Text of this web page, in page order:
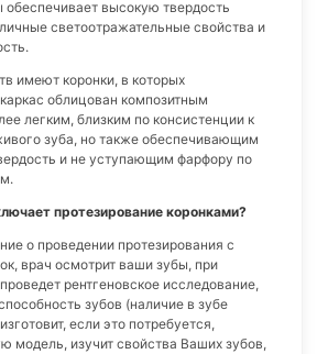
высокую твердость
светоотражательные свойства и
имеют коронки, в которых
облицован композитным
легким, близким по консистенции к
зуба, но также обеспечивающим
и не уступающим фарфору по
протезирование коронками?
о проведении протезирования с
врач осмотрит ваши зубы, при
рентгеновское исследование,
зубов (наличие в зубе
если это потребуется,
модель, изучит свойства Ваших зубов,